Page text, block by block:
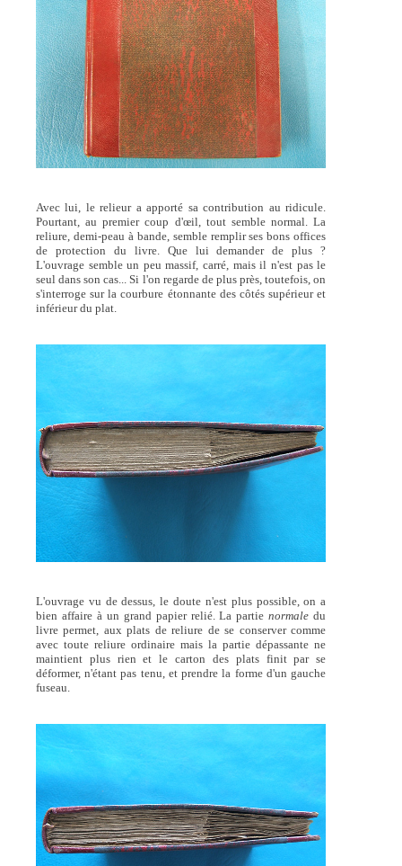
Avec lui, le relieur a apporté sa contribution au ridicule.
Pourtant, au premier coup d'œil, tout semble normal. La
reliure, demi-peau à bande, semble remplir ses bons offices
de protection du livre. Que lui demander de plus ?
L'ouvrage semble un peu massif, carré, mais il n'est pas le
seul dans son cas... Si l'on regarde de plus près, toutefois, on
s'interroge sur la courbure étonnante des côtés supérieur et
inférieur du plat.
L'ouvrage vu de dessus, le doute n'est plus possible, on a
bien affaire à un grand papier relié. La partienormale du
livre permet, aux plats de reliure de se conserver comme
avec toute reliure ordinaire mais la partie dépassante ne
maintient plus rien et le carton des plats finit par se
déformer, n'étant pas tenu, et prendre la forme d'un gauche
fuseau.